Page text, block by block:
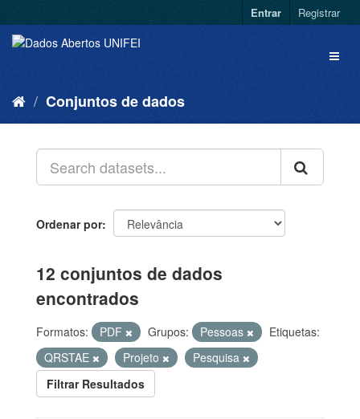
Entrar Registrar
Conjuntos de dados
Ordenar por
12 conjuntos de dados
encontrados
Formatos: PDF Grupos: Pessoas
Etiquetas:
QRSTAE
Projeto
Pesquisa
Filtrar Resultados